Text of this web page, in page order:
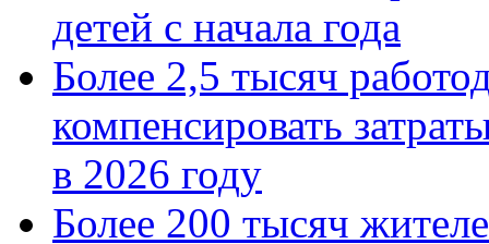
детей с начала года
Более 2,5 тысяч
компенсировать
в 2026 году
Более 200 тысяч